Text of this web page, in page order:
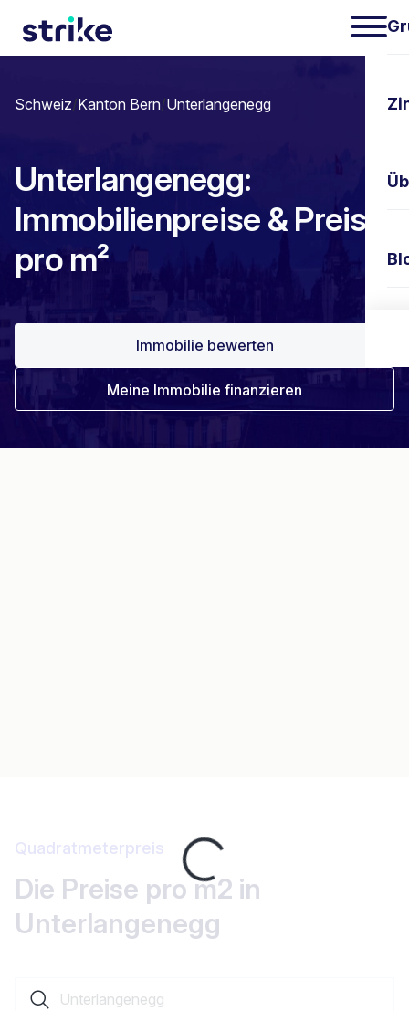
Schweiz/Kanton Bern/Unterlangenegg
Unterlangenegg:
Immobilienpreise & Preis
pro m²
Immobilie bewerten
Meine Immobilie finanzieren
Loading...
Quadratmeterpreis
Die Preise pro m2 in
Unterlangenegg